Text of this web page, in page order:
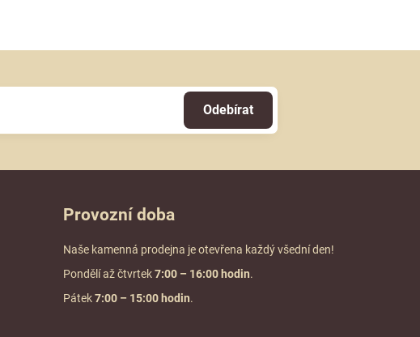
Odebírat
Provozní doba
Naše kamenná prodejna je otevřena každý všední den!
Pondělí až čtvrtek7:00 – 16:00 hodin.
Pátek7:00 – 15:00 hodin.